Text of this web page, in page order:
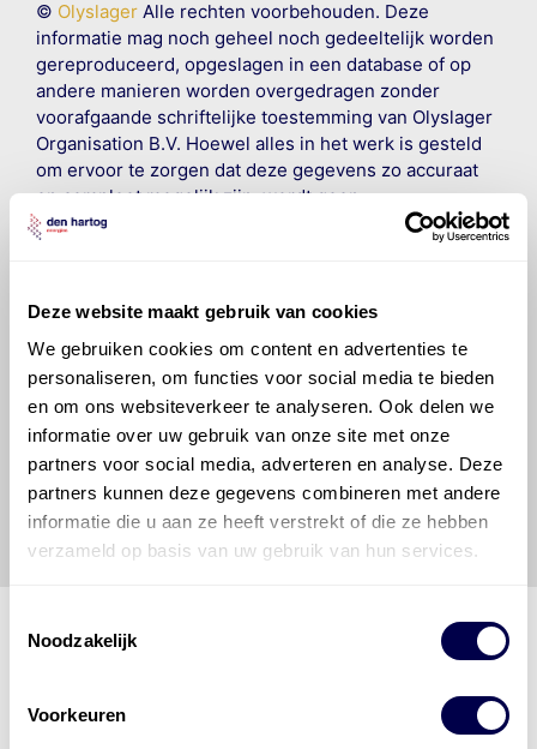
Deze website maakt gebruik van cookies
We gebruiken cookies om content en advertenties te
personaliseren, om functies voor social media te bieden
en om ons websiteverkeer te analyseren. Ook delen we
informatie over uw gebruik van onze site met onze
partners voor social media, adverteren en analyse. Deze
partners kunnen deze gegevens combineren met andere
informatie die u aan ze heeft verstrekt of die ze hebben
verzameld op basis van uw gebruik van hun services.
Noodzakelijk
Voorkeuren
© OlyslagerAlle rechten voorbehouden. Deze
informatie mag noch geheel noch gedeeltelijk worden
gereproduceerd, opgeslagen in een database of op
andere manieren worden overgedragen zonder
voorafgaande schriftelijke toestemming van Olyslager
Organisation B.V. Hoewel alles in het werk is gesteld
om ervoor te zorgen dat deze gegevens zo accuraat
en compleet mogelijk zijn, wordt geen
aansprakelijkheid aanvaard, anders dan waartoe een
wettelijke verplichting bestaat, voor schade of verlies
informatie. Door deze olieaanbevelingsinformatie te
raadplegen en te gebruiken erkent de gebruiker dat
hij/zij de ervaring, de kennis en het vermogen heeft
om de vereiste onderhoudswerkzaamheden op een
veilige en verantwoorde manier uit te voeren. Hij/zij
vrijwaart en indemniseert de uitgever enDen Hartog
Energiesvoor enig verlies, letsel, claim en schade
veroorzaakt door een onjuiste interpretatie of een
onjuist gebruik van de gepubliceerde gegevens.